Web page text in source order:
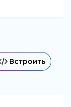
Встроить